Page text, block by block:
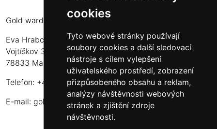
cookies
Tyto webové stránky používají
soubory cookies a další sledovací
nástroje s cílem vylepšení
uživatelského prostředí, zobrazení
přizpůsobeného obsahu a reklam,
analýzy návštěvnosti webových
stránek a zjištění zdroje
návštěvnosti.
Gold warden
Eva Hrabcová
Vojtíškov 3
78833 Malá Morava
Telefon: +420 777 549 171
E-mail: goldwarden@gmail.com